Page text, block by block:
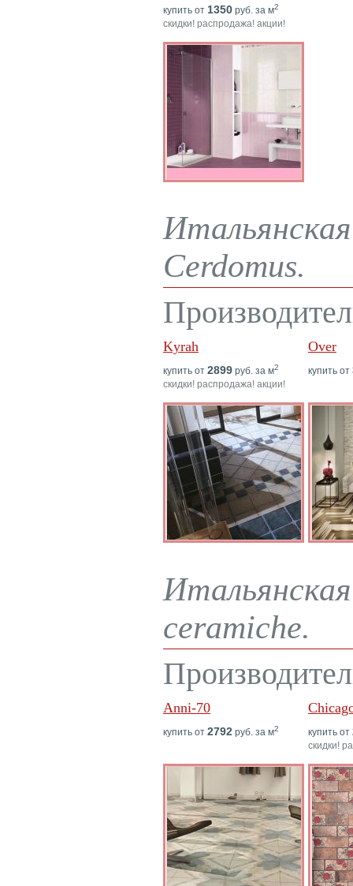
купить от 1350 руб. за м2
скидки! распродажа! акции!
Cerdomus.
Kyrah
купить от 2899 руб. за м2
скидки! распродажа! акции!
Over
купить от
ceramiche.
Anni-70
купить от 2792 руб. за м2 купить от
скидки!